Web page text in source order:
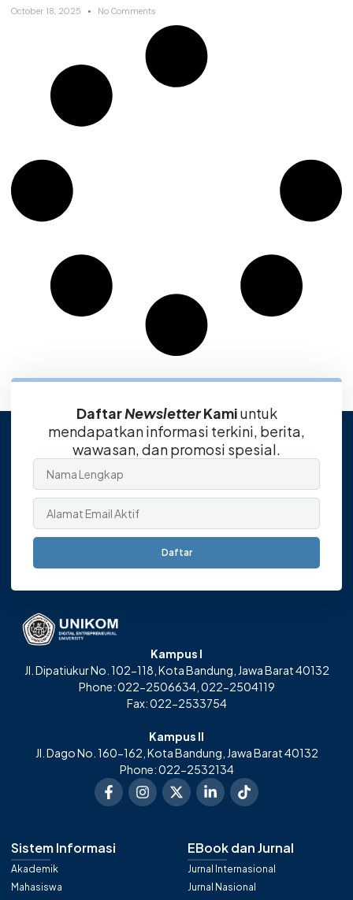
October 18, 2025 No Comments
DaftarNewsletterKamiuntuk
mendapatkan informasi terkini, berita,
wawasan, dan promosi spesial.
Daftar
Kampus I
Jl. Dipatiukur No. 102-118, Kota Bandung, Jawa Barat 40132
Phone: 022-2506634, 022-2504119
Fax: 022-2533754
Kampus II
Jl. Dago No. 160-162, Kota Bandung, Jawa Barat 40132
Phone: 022-2532134
Sistem Informasi
Akademik
Mahasiswa
EBook dan Jurnal
Jurnal Internasional
Jurnal Nasional